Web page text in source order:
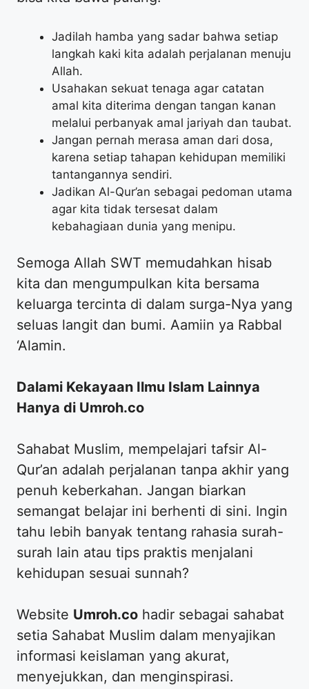
​Jadilah hamba yang sadar bahwa setiap
langkah kaki kita adalah perjalanan menuju
Allah.
​Usahakan sekuat tenaga agar catatan
amal kita diterima dengan tangan kanan
melalui perbanyak amal jariyah dan taubat.
​Jangan pernah merasa aman dari dosa,
karena setiap tahapan kehidupan memiliki
tantangannya sendiri.
​Jadikan Al-Qur’an sebagai pedoman utama
agar kita tidak tersesat dalam
kebahagiaan dunia yang menipu.
​Semoga Allah SWT memudahkan hisab
kita dan mengumpulkan kita bersama
keluarga tercinta di dalam surga-Nya yang
seluas langit dan bumi. Aamiin ya Rabbal
‘Alamin.
Dalami Kekayaan Ilmu Islam Lainnya
Hanya di Umroh.co
​Sahabat Muslim, mempelajari tafsir Al-
Qur’an adalah perjalanan tanpa akhir yang
penuh keberkahan. Jangan biarkan
semangat belajar ini berhenti di sini. Ingin
tahu lebih banyak tentang rahasia surah-
surah lain atau tips praktis menjalani
kehidupan sesuai sunnah?
​Website Umroh.co hadir sebagai sahabat
setia Sahabat Muslim dalam menyajikan
informasi keislaman yang akurat,
menyejukkan, dan menginspirasi.